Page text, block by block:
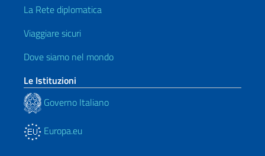
La Rete diplomatica
Viaggiare sicuri
Dove siamo nel mondo
Le Istituzioni
Governo Italiano
Europa.eu